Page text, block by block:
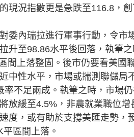
現況指數更是急跌至116.8，
內瑞拉進行軍事行動，令市
升至98.86水平後回落，執筆
間上落整固。後市仍要看美國
中性水平，市場或揣測聯儲局
不足兩成。執筆之時，市場
放緩至4.5%，非農就業職位
度，或有助於支撐美匯走勢，
區間上落。